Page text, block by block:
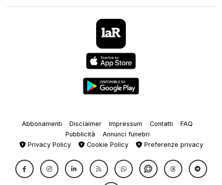
Abbonamenti Disclaimer Impressum Contatti
FAQ
Pubblicità
Annunci funebri
Privacy Policy
Cookie Policy Preferenze privacy